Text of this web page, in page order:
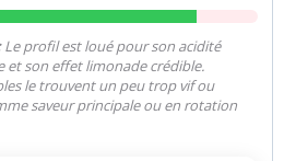
Le profil est loué pour son acidité
et son effet limonade crédible.
le trouvent un peu trop vif ou
saveur principale ou en rotation